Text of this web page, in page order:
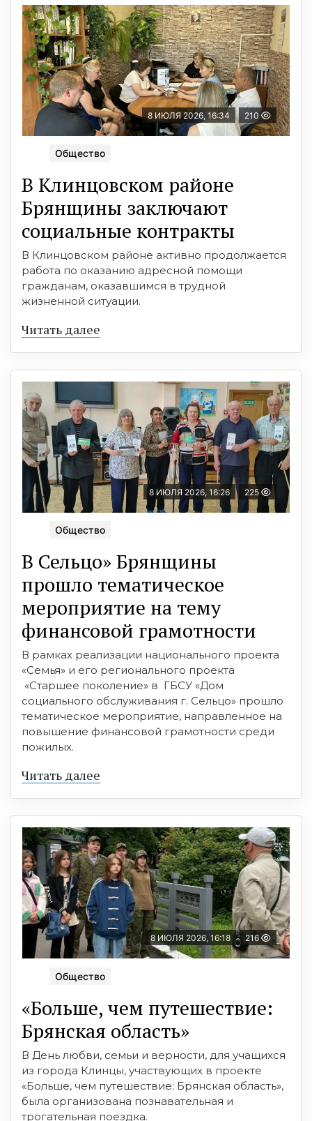
8 ИЮЛЯ 2026, 16:34 210
Общество
В Клинцовском районе
Брянщины заключают
социальные контракты
В Клинцовском районе активно продолжается
работа по оказанию адресной помощи
гражданам, оказавшимся в трудной
жизненной ситуации.
Читать далее
8 ИЮЛЯ 2026, 16:26 225
Общество
В Сельцо» Брянщины
прошло тематическое
мероприятие на тему
финансовой грамотности
В рамках реализации национального проекта
«Семья» и его регионального проекта
«Старшее поколение» в ГБСУ «Дом
социального обслуживания г. Сельцо» прошло
тематическое мероприятие, направленное на
повышение финансовой грамотности среди
пожилых.
Читать далее
8 ИЮЛЯ 2026, 16:18 216
Общество
«Больше, чем путешествие:
Брянская область»
В День любви, семьи и верности, для учащихся
из города Клинцы, участвующих в проекте
«Больше, чем путешествие: Брянская область»,
была организована познавательная и
трогательная поездка.